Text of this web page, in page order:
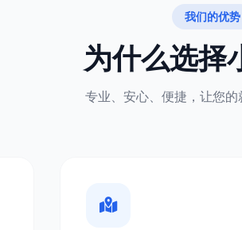
我们的优势
为什么选择
专业、安心、便捷，让您